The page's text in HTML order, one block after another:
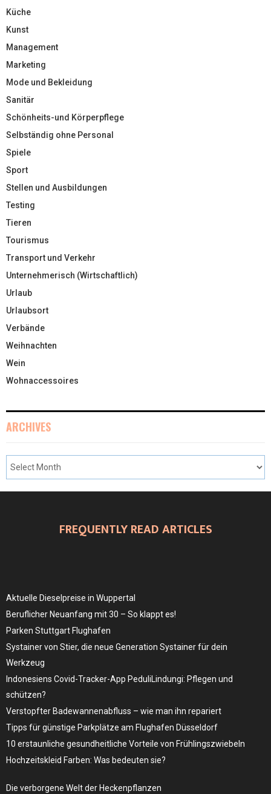
Küche
Kunst
Management
Marketing
Mode und Bekleidung
Sanitär
Schönheits-und Körperpflege
Selbständig ohne Personal
Spiele
Sport
Stellen und Ausbildungen
Testing
Tieren
Tourismus
Transport und Verkehr
Unternehmerisch (Wirtschaftlich)
Urlaub
Urlaubsort
Verbände
Weihnachten
Wein
Wohnaccessoires
ARCHIVES
FREQUENTLY READ ARTICLES
Aktuelle Dieselpreise in Wuppertal
Beruflicher Neuanfang mit 30 – So klappt es!
Parken Stuttgart Flughafen
Systainer von Stier, die neue Generation Systainer für dein
Werkzeug
Indonesiens Covid-Tracker-App PeduliLindungi: Pflegen und
schützen?
Verstopfter Badewannenabfluss – wie man ihn repariert
Tipps für günstige Parkplätze am Flughafen Düsseldorf
10 erstaunliche gesundheitliche Vorteile von Frühlingszwiebeln
Hochzeitskleid Farben: Was bedeuten sie?
Die verborgene Welt der Heckenpflanzen